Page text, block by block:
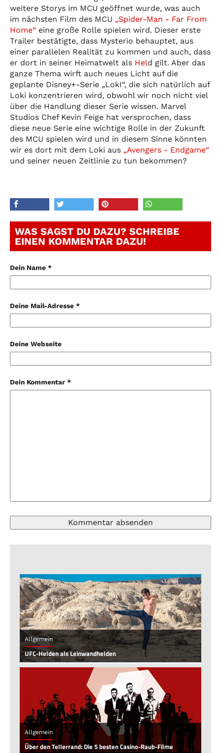
weitere Storys im MCU geöffnet wurde, was auch
im nächsten Film des MCU „Spider-Man - Far From
Home“ eine große Rolle spielen wird. Dieser erste
Trailer bestätigte, dass Mysterio behauptet, aus
einer parallelen Realität zu kommen und auch, dass
er dort in seiner Heimatwelt als Held gilt. Aber das
ganze Thema wirft auch neues Licht auf die
geplante Disney+-Serie „LokI“, die sich natürlich auf
Loki konzentrieren wird, obwohl wir noch nicht viel
über die Handlung dieser Serie wissen. Marvel
Studios Chef Kevin Feige hat versprochen, dass
diese neue Serie eine wichtige Rolle in der Zukunft
des MCU spielen wird und in diesem Sinne könnten
wir es dort mit dem Loki aus „Avengers - Endgame“
und seiner neuen Zeitlinie zu tun bekommen?
WAS SAGST DU DAZU? SCHREIBE
EINEN KOMMENTAR DAZU!
Dein Name *
Deine Mail-Adresse *
Deine Webseite
Dein Kommentar *
Allgemein
UFC-Helden als Leinwandhelden
Allgemein
Über den Tellerrand: Die 5 besten Casino-Raub-Filme